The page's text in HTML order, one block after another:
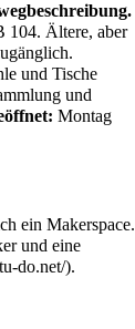
104. Ältere, aber
und Tische
und
Montag
ein Makerspace.
und eine
.